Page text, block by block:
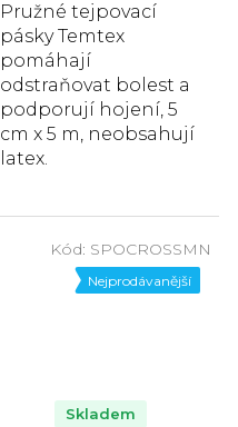
Pružné tejpovací
pásky Temtex
pomáhají
odstraňovat bolest a
podporují hojení, 5
cm x 5 m, neobsahují
latex.
Nejprodávanější
Skladem
Kód: SPOCROSSMN